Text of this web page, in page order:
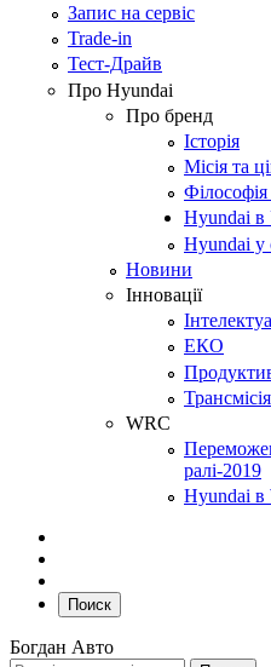
Запис на сервіс
Trade-in
Тест-Драйв
Про Hyundai
Про бренд
Історія
Місія та
Hyundai в
Hyundai у
Новини
Інновації
ЕКО
Трансмісія
WRC
ралі-2019
Hyundai в
Поиск
Богдан Авто